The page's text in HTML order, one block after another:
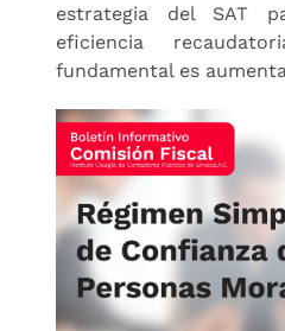
estrategia del SAT
eficiencia
fundamental es